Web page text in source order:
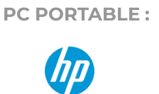
PORTABLE :